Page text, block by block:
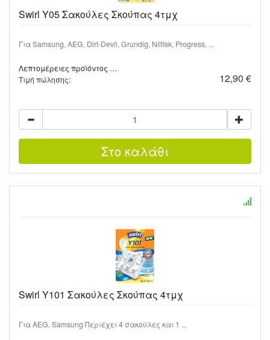
Swirl Y05 Σακούλες Σκούπας 4τμχ
Για Samsung, AEG, Dirt-Devil, Grundig, Nilfisk, Progress, ...
Λεπτομέρειες προϊόντος …
Τιμή πώλησης:
12,90 €
Swirl Y101 Σακούλες Σκούπας 4τμχ
Για AEG, Samsung Περιέχει 4 σακούλες και 1 ...